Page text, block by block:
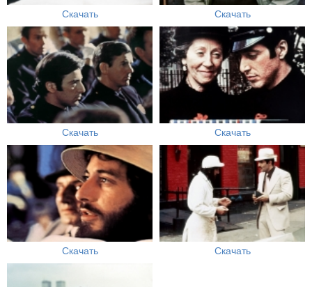
Скачать Скачать
Скачать Скачать
Скачать Скачать